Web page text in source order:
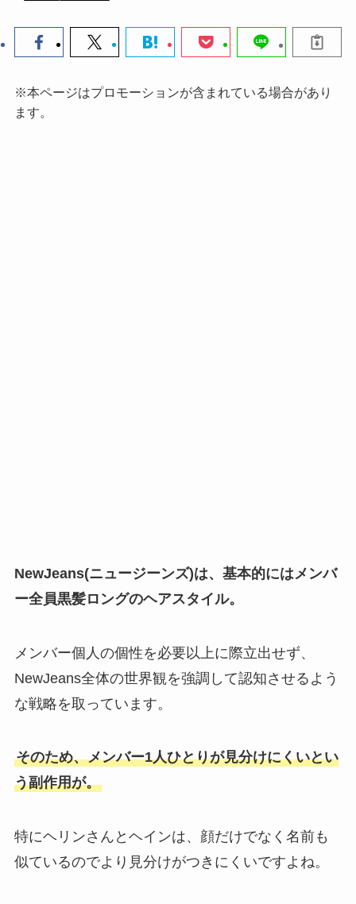
※本ページはプロモーションが含まれている場合があり
ます。
NewJeans(ニュージーンズ)は、基本的にはメンバ
ー全員黒髪ロングのヘアスタイル。
メンバー個人の個性を必要以上に際立出せず、
NewJeans全体の世界観を強調して認知させるよう
な戦略を取っています。
そのため、メンバー1人ひとりが見分けにくいとい
う副作用が。
特にヘリンさんとヘインは、顔だけでなく名前も
似ているのでより見分けがつきにくいですよね。